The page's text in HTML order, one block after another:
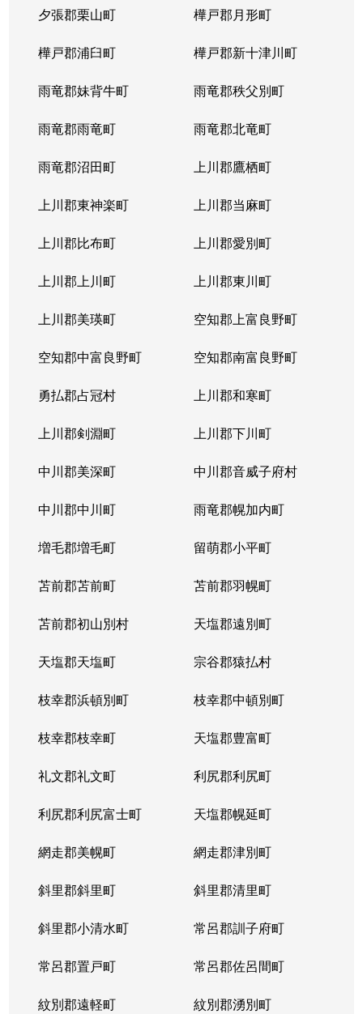
夕張郡栗山町 樺戸郡月形町
樺戸郡浦臼町 樺戸郡新十津川町
雨竜郡妹背牛町 雨竜郡秩父別町
雨竜郡雨竜町 雨竜郡北竜町
雨竜郡沼田町 上川郡鷹栖町
上川郡東神楽町 上川郡当麻町
上川郡比布町 上川郡愛別町
上川郡上川町 上川郡東川町
上川郡美瑛町 空知郡上富良野町
空知郡中富良野町 空知郡南富良野町
勇払郡占冠村 上川郡和寒町
上川郡剣淵町 上川郡下川町
中川郡美深町 中川郡音威子府村
中川郡中川町 雨竜郡幌加内町
増毛郡増毛町 留萌郡小平町
苫前郡苫前町 苫前郡羽幌町
苫前郡初山別村 天塩郡遠別町
天塩郡天塩町 宗谷郡猿払村
枝幸郡浜頓別町 枝幸郡中頓別町
枝幸郡枝幸町 天塩郡豊富町
礼文郡礼文町 利尻郡利尻町
利尻郡利尻富士町 天塩郡幌延町
網走郡美幌町 網走郡津別町
斜里郡斜里町 斜里郡清里町
斜里郡小清水町 常呂郡訓子府町
常呂郡置戸町 常呂郡佐呂間町
紋別郡遠軽町 紋別郡湧別町